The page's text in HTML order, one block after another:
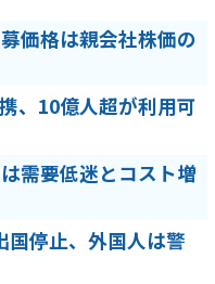
価格は親会社株価の
、10億人超が利用可
需要低迷とコスト増
国停止、外国人は警